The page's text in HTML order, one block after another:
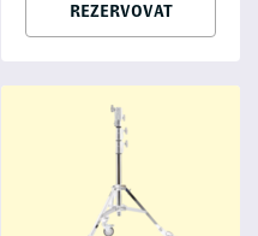
REZERVOVAT